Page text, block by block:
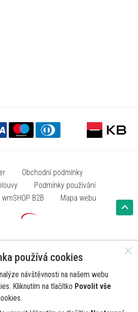
Obchodní podmínky
Podmínky používání
B2B
Mapa webu
používá cookies
návštěvnosti na našem webu
Kliknutím na tlačítko Povolit vše